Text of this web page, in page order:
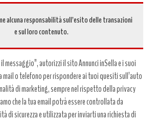
alcuna responsabilità sull’esito delle transazioni
e sul loro contenuto.
messaggio”, autorizzi il sito Annunci inSella e i suoi
o telefono per rispondere ai tuoi quesiti sull’auto
di marketing, sempre nel rispetto della privacy
che la tua email potrà essere controllata da
di sicurezza e utilizzata per inviarti una richiesta di